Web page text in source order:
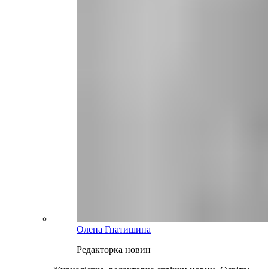
Олена Гнатишина
Редакторка новин